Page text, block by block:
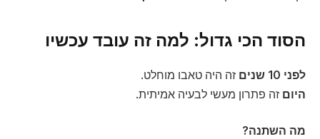
הסוד הכי גדול: למה זה עובד עכשיו
לפני 10 שנים
זה היה טאבו מוחלט.
היום זה פתרון מעשי לבעיה אמיתית.
מה השתנה?